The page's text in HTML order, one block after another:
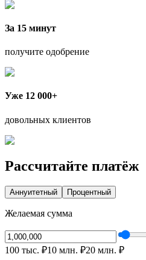
За 15 минут
получите одобрение
Уже 12 000+
довольных клиентов
Рассчитайте платёж
Аннуитетный Процентный
Желаемая сумма
100 тыс. ₽10 млн. ₽20 млн. ₽